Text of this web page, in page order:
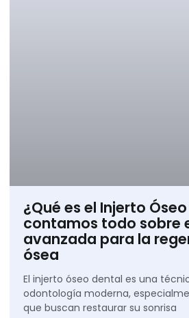
¿Qué es el Injerto
contamos todo sobre
avanzada para la
ósea
El injerto óseo dental es una
odontología moderna,
que buscan restaurar su sonrisa